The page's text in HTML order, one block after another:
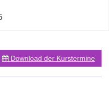
Download der Kurstermine